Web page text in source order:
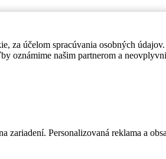
za účelom spracúvania osobných
oznámime našim partnerom a
Personalizovaná reklama a